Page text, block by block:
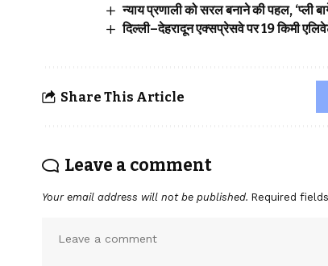
न्याय प्रणाली को सरल बनाने की पहल, ‘प्ली
दिल्ली–देहरादून एक्सप्रेसवे पर 19 किमी
Share This Article
Leave a comment
Your email address will not be published. Required